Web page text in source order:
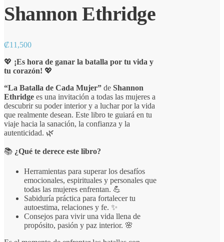
Shannon Ethridge
₡11,500
💖 ¡Es hora de ganar la batalla por tu vida y
tu corazón! 💖
“La Batalla de Cada Mujer” de Shannon
Ethridge es una invitación a todas las mujeres a
descubrir su poder interior y a luchar por la vida
que realmente desean. Este libro te guiará en tu
viaje hacia la sanación, la confianza y la
autenticidad. 🌿
📚 ¿Qué te derece este libro?
Herramientas para superar los desafíos
emocionales, espirituales y personales que
todas las mujeres enfrentan. 💪
Sabiduría práctica para fortalecer tu
autoestima, relaciones y fe. ✨
Consejos para vivir una vida llena de
propósito, pasión y paz interior. 🌸